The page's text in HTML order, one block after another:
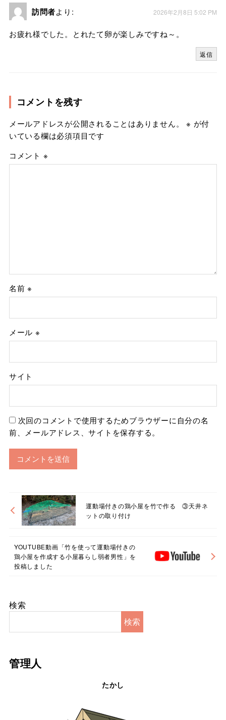
訪問者より: 2026年2月8日 5:02 PM
お疲れ様でした。とれたて卵が楽しみですね～。
返信
コメントを残す
メールアドレスが公開されることはありません。 ※ が付
いている欄は必須項目です
コメント ※
名前※
メール ※
サイト
次回のコメントで使用するためブラウザーに自分の名
前、メールアドレス、サイトを保存する。
運動場付きの鶏小屋を竹で作る ③天井ネ
ットの取り付け
YOUTUBE動画「竹を使って運動場付きの
鶏小屋を作成する小屋暮らし弱者男性」を
投稿しました
検索
検索
管理人
たかし